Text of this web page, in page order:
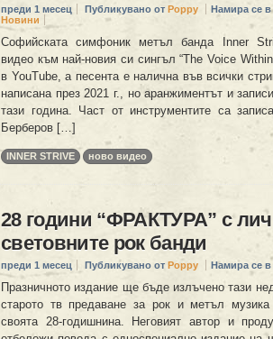
преди 1 месец Публикувано от Poppy Намира се в
Новини
Софийската симфоник метъл банда Inner
видео към най-новия си сингъл “The Voice
в YouTube, а песента е налична във всички
написана през 2021 г., но аранжиментът и
тази година. Част от инструментите са
Берберов […]
INNER STRIVE ново видео
28 години “ФРАКТУРА” с
световните рок банди
преди 1 месец Публикувано от Poppy Намира се в
Празничното издание ще бъде излъчено тази
старото тв предаване за рок и метъл
своята 28-годишнина. Неговият автор и